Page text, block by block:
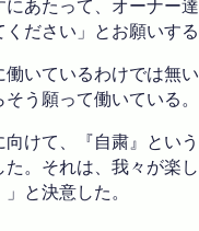
あたって、オーナー
ださい」とお願いす
いているわけでは無
う願って働いている。
けて、『自粛』とい
。それは、我々が楽
と決意した。